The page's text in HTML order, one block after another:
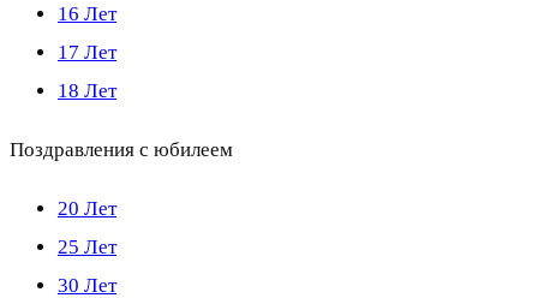
16 Лет
17 Лет
18 Лет
Поздравления с юбилеем
20 Лет
25 Лет
30 Лет